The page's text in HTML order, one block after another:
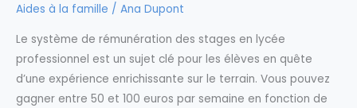
Aides à la famille / Ana Dupont
Le système de rémunération des stages en lycée
professionnel est un sujet clé pour les élèves en quête
d’une expérience enrichissante sur le terrain. Vous pouvez
gagner entre 50 et 100 euros par semaine en fonction de